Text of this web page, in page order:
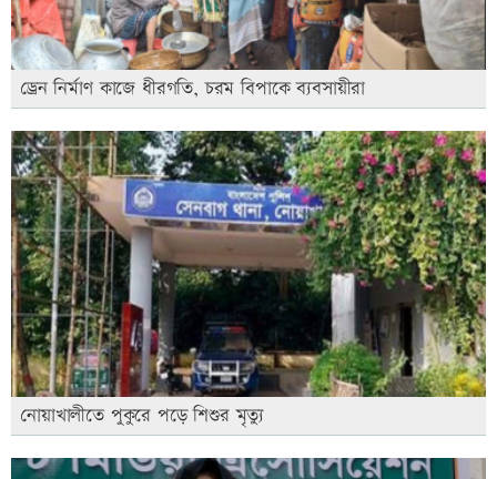
ড্রেন নির্মাণ কাজে ধীরগতি, চরম বিপাকে ব্যবসায়ীরা
নোয়াখালীতে পুকুরে পড়ে শিশুর মৃত্যু